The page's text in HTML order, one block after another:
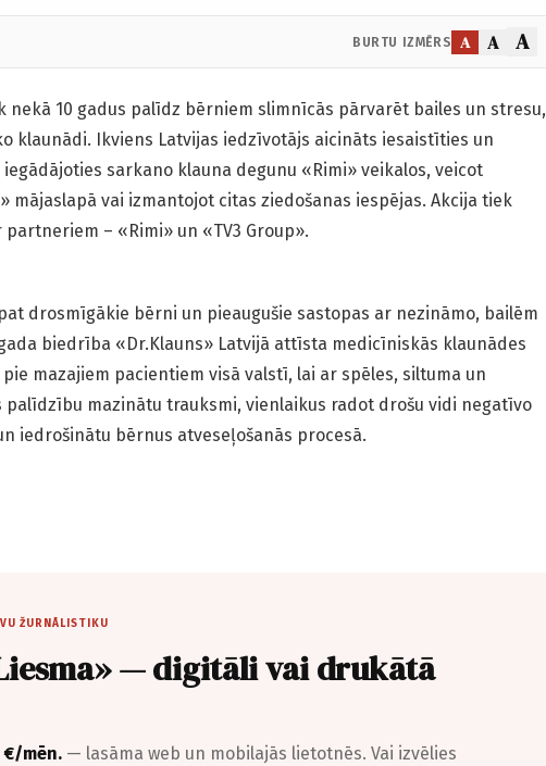
BURTU IZMĒRS A A A
nekā 10 gadus palīdz bērniem slimnīcās pārvarēt bailes un stresu,
klaunādi. Ikviens Latvijas iedzīvotājs aicināts iesaistīties un
sarkano klauna degunu «Rimi» veikalos, veicot
mājaslapā vai izmantojot citas ziedošanas iespējas. Akcija tiek
– «Rimi» un «TV3 Group».
drosmīgākie bērni un pieaugušie sastopas ar nezināmo, bailēm
biedrība «Dr.Klauns» Latvijā attīsta medicīniskās klaunādes
mazajiem pacientiem visā valstī, lai ar spēles, siltuma un
palīdzību mazinātu trauksmi, vienlaikus radot drošu vidi negatīvo
iedrošinātu bērnus atveseļošanās procesā.
ŽURNĀLISTIKU
— digitāli vai drukātā
€/mēn. — lasāma web un mobilajās lietotnēs. Vai izvēlies